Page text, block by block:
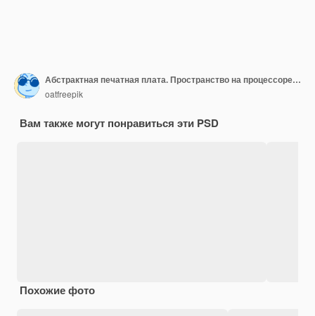
Абстрактная печатная плата. Пространство на процессоре или процессоре Может использоваться для ввода текста или баннера.
oatfreepik
Вам также могут понравиться эти PSD
Похожие фото